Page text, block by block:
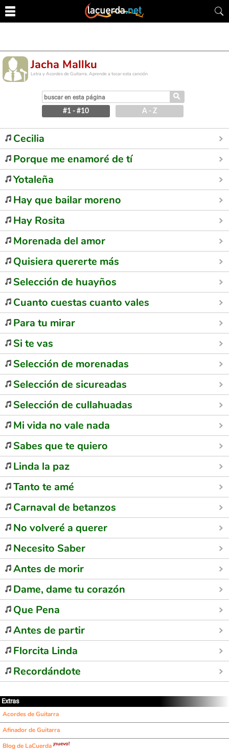
Jacha Mallku
Letra y Acordes de Guitarra. Aprende a tocar esta canción
⚲
#1 - #10 A - Z
Cecilia
Porque me enamoré de tí
Yotaleña
Hay que bailar moreno
Hay Rosita
Morenada del amor
Quisiera quererte más
Selección de huayños
Cuanto cuestas cuanto vales
Para tu mirar
Si te vas
Selección de morenadas
Selección de sicureadas
Selección de cullahuadas
Mi vida no vale nada
Sabes que te quiero
Linda la paz
Tanto te amé
Carnaval de betanzos
No volveré a querer
Necesito Saber
Antes de morir
Dame, dame tu corazón
Que Pena
Antes de partir
Florcita Linda
Recordándote
Extras
Acordes de Guitarra
Afinador de Guitarra
Blog de LaCuerda ¡nuevo!